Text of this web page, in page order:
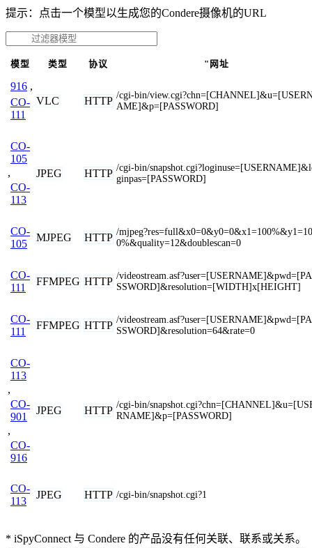
提示：点击一个模型以生成您的Condere摄像机的URL
模型 类型 协议 "网址
916 ,
CO-
111
VLC HTTP /cgi-bin/
AME]&p=[PASSWORD]
CO-
105
,
CO-
113
JPEG HTTP /cgi-bin/
ginpas=[PASSWORD]
CO-
105
MJPEG HTTP /mjpeg?res=full&x0=0&y0=0&x1=100%&y1=10
0%&quality=12&doublescan=0
CO-
111
FFMPEG HTTP /videostream.asf?user=[USERNAME]&pwd=[PA
SSWORD]&resolution=[WIDTH]x[HEIGHT]
CO-
111
FFMPEG HTTP /videostream.asf?user=[USERNAME]&pwd=[PA
SSWORD]&resolution=64&rate=0
CO-
113
,
CO-
901
,
CO-
916
JPEG HTTP /cgi-bin/
RNAME]&p=[PASSWORD]
CO-
113
JPEG HTTP /cgi-bin/snapshot.cgi?1
* iSpyConnect 与 Condere 的产品没有任何关联、联系或关系。